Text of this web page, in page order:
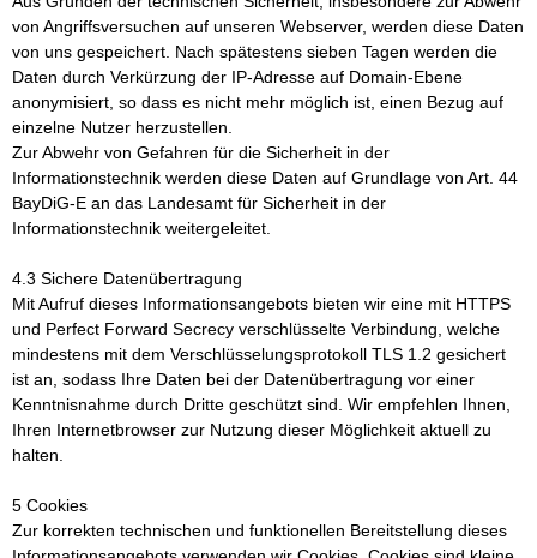
von Angriffsversuchen auf unseren Webserver, werden diese Daten
von uns gespeichert. Nach spätestens sieben Tagen werden die
Daten durch Verkürzung der IP-Adresse auf Domain-Ebene
anonymisiert, so dass es nicht mehr möglich ist, einen Bezug auf
einzelne Nutzer herzustellen.
Zur Abwehr von Gefahren für die Sicherheit in der
Informationstechnik werden diese Daten auf Grundlage von Art. 44
BayDiG-E an das Landesamt für Sicherheit in der
Informationstechnik weitergeleitet.
4.3 Sichere Datenübertragung
Mit Aufruf dieses Informationsangebots bieten wir eine mit HTTPS
und Perfect Forward Secrecy verschlüsselte Verbindung, welche
mindestens mit dem Verschlüsselungsprotokoll TLS 1.2 gesichert
ist an, sodass Ihre Daten bei der Datenübertragung vor einer
Kenntnisnahme durch Dritte geschützt sind. Wir empfehlen Ihnen,
Ihren Internetbrowser zur Nutzung dieser Möglichkeit aktuell zu
halten.
5 Cookies
Zur korrekten technischen und funktionellen Bereitstellung dieses